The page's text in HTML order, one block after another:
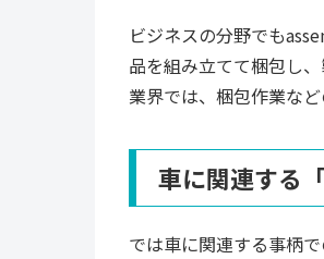
ビジネスの分野でも
品を組み立てて梱包し
業界では、梱包作業な
車に関連する
では車に関連する事柄